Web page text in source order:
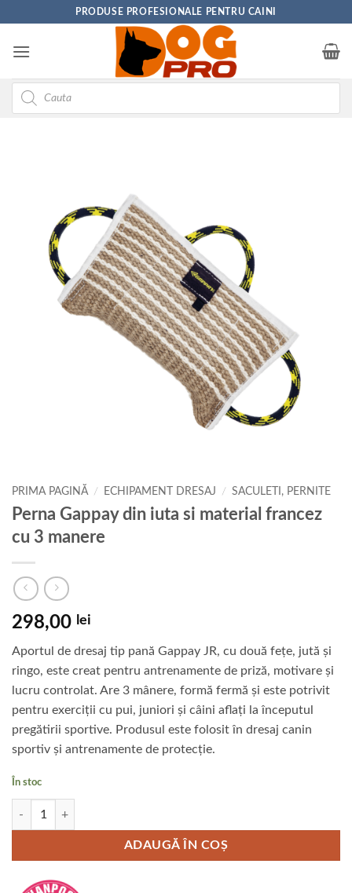
content
PRODUSE PROFESIONALE PENTRU CAINI
Products
search
PRIMA PAGINĂ / ECHIPAMENT DRESAJ / SACULETI, PERNITE
Perna Gappay din iuta si material francez
cu 3 manere
298,00 lei
Aportul de dresaj tip pană Gappay JR, cu două fețe, jută și
ringo, este creat pentru antrenamente de priză, motivare și
lucru controlat. Are 3 mânere, formă fermă și este potrivit
pentru exerciții cu pui, juniori și câini aflați la începutul
pregătirii sportive. Produsul este folosit în dresaj canin
sportiv și antrenamente de protecție.
În stoc
Cantitate Perna Gappay din iuta si material francez cu 3 manere
ADAUGĂ ÎN COȘ